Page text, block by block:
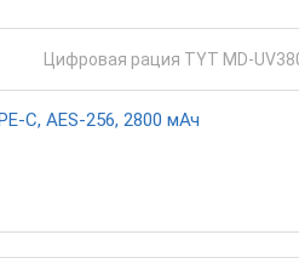
C, AES-256, 2800 мАч